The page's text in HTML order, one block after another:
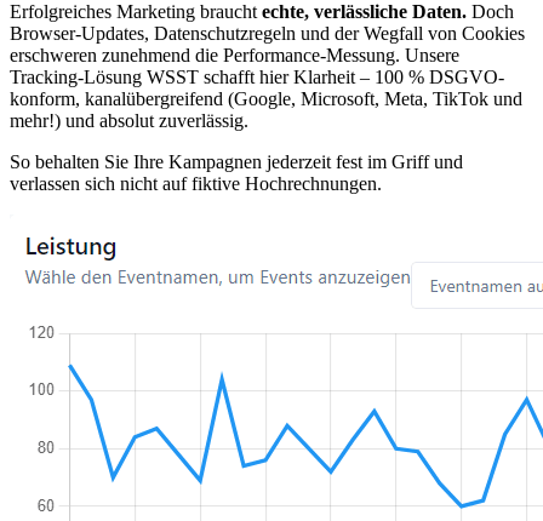
Erfolgreiches Marketing braucht echte, verlässliche Daten. Doch
Browser-Updates, Datenschutzregeln und der Wegfall von Cookies
erschweren zunehmend die Performance-Messung. Unsere
Tracking-Lösung WSST schafft hier Klarheit – 100 % DSGVO-
konform, kanalübergreifend (Google, Microsoft, Meta, TikTok und
mehr!) und absolut zuverlässig.
So behalten Sie Ihre Kampagnen jederzeit fest im Griff und
verlassen sich nicht auf fiktive Hochrechnungen.